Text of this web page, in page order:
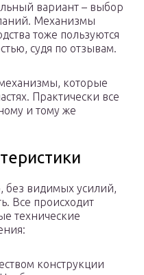
вариант – выбор
Механизмы
тоже пользуются
судя по отзывам.
которые
Практически все
и тому же
без видимых усилий,
Все происходит
технические
конструкции